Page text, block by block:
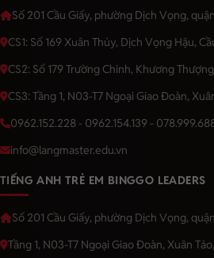
Số 201 Cầu Giấy, phường Dịch Vọng,
CS1: Số 169 Xuân Thủy, Dịch Vọng Hậu,
CS2: Số 179 Trường Chinh, Khương
CS3: Tầng 1, N03-T7 Ngoại Giao Đoàn,
0962.152.228 - 0962.154.139 -
info@langmaster.edu.vn
TIẾNG ANH TRẺ EM BINGGO LEADERS
Số 201 Cầu Giấy, phường Dịch Vọng,
Tầng 1, N03-T7 Ngoại Giao Đoàn, Xuân